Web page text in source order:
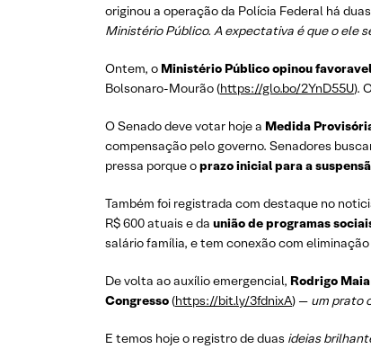
originou a operação da Polícia Federal há
Ministério Público. A expectativa é que o ele
Ontem, o Ministério Público opinou
Bolsonaro-Mourão (https://glo.bo/2YnD55U).
O Senado deve votar hoje a Medida
compensação pelo governo. Senadores
pressa porque oprazo inicial para a
Também foi registrada com destaque no
R$ 600 atuais e da união de programas
salário família, e tem conexão com
De volta ao auxílio emergencial, Rodrigo Maia
Congresso(https://bit.ly/3fdnixA) — um prato
E temos hoje o registro de duas ideias